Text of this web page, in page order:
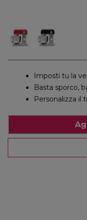
Imposti tu la
Basta sporco,
Personalizza il